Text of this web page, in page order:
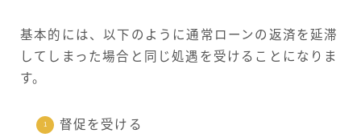
基本的には、以下のように通常ローンの返済を延滞
してしまった場合と同じ処遇を受けることになりま
す。
督促を受ける